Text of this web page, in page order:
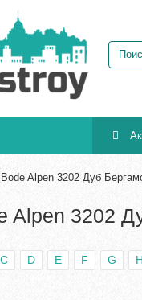
Alpen 3202 Дуб
Alpen 3202
C D E F G H